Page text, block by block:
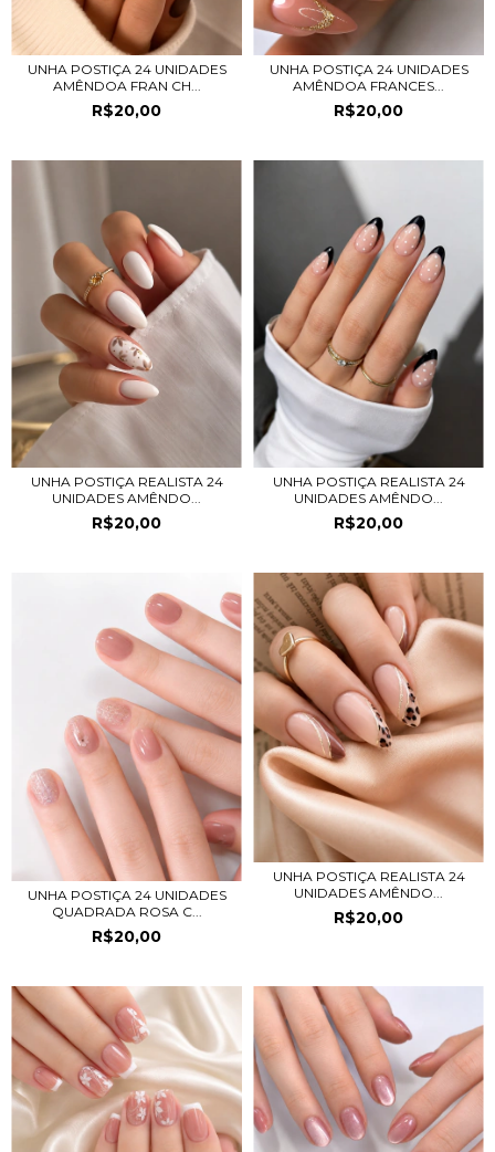
UNHA POSTIÇA 24 UNIDADES
AMÊNDOA FRAN CH...
R$20,00
UNHA POSTIÇA 24 UNIDADES
AMÊNDOA FRANCES...
R$20,00
UNHA POSTIÇA REALISTA 24
UNIDADES AMÊNDO...
R$20,00
UNHA POSTIÇA REALISTA 24
UNIDADES AMÊNDO...
R$20,00
UNHA POSTIÇA 24 UNIDADES
QUADRADA ROSA C...
R$20,00
UNHA POSTIÇA REALISTA 24
UNIDADES AMÊNDO...
R$20,00